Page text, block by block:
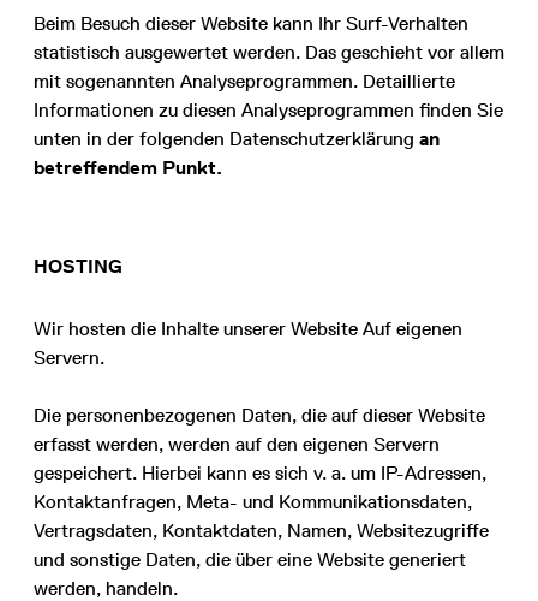
Beim Besuch dieser Website kann Ihr Surf-Verhalten
statistisch ausgewertet werden. Das geschieht vor allem
mit sogenannten Analyseprogrammen. Detaillierte
Informationen zu diesen Analyseprogrammen finden Sie
unten in der folgenden Datenschutzerklärung an
betreffendem Punkt.
HOSTING
Wir hosten die Inhalte unserer Website Auf eigenen
Servern.
Die personenbezogenen Daten, die auf dieser Website
erfasst werden, werden auf den eigenen Servern
gespeichert. Hierbei kann es sich v. a. um IP-Adressen,
Kontaktanfragen, Meta- und Kommunikationsdaten,
Vertragsdaten, Kontaktdaten, Namen, Websitezugriffe
und sonstige Daten, die über eine Website generiert
werden, handeln.